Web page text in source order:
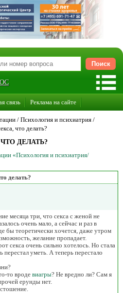
связь Реклама на сайте
/ Психология и психиатрия /
что делать?
ДЕЛАТЬ?
«Психология и психиатрия/
делать?
месяца три, что секса с женой не
очень мало, а сейчас и раз в
бы теоретически хочется, даже утром
желание пропадает.
секса очень сильно хотелось. Но стала
перестал уметь. А теперь перестало
то вроде виагры? Не вредно ли? Сам я
ерунды нет.